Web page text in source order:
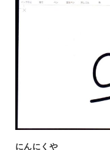
にんにくや